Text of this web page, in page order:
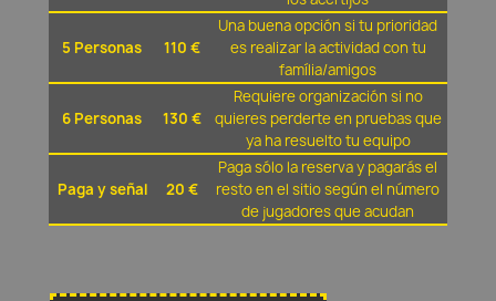
5 Personas 110 €
Una buena opción si tu prioridad
es realizar la actividad con tu
família/amigos
6 Personas 130 €
Requiere organización si no
quieres perderte en pruebas que
ya ha resuelto tu equipo
Paga y señal 20 €
Paga sólo la reserva y pagarás el
resto en el sitio según el número
de jugadores que acudan